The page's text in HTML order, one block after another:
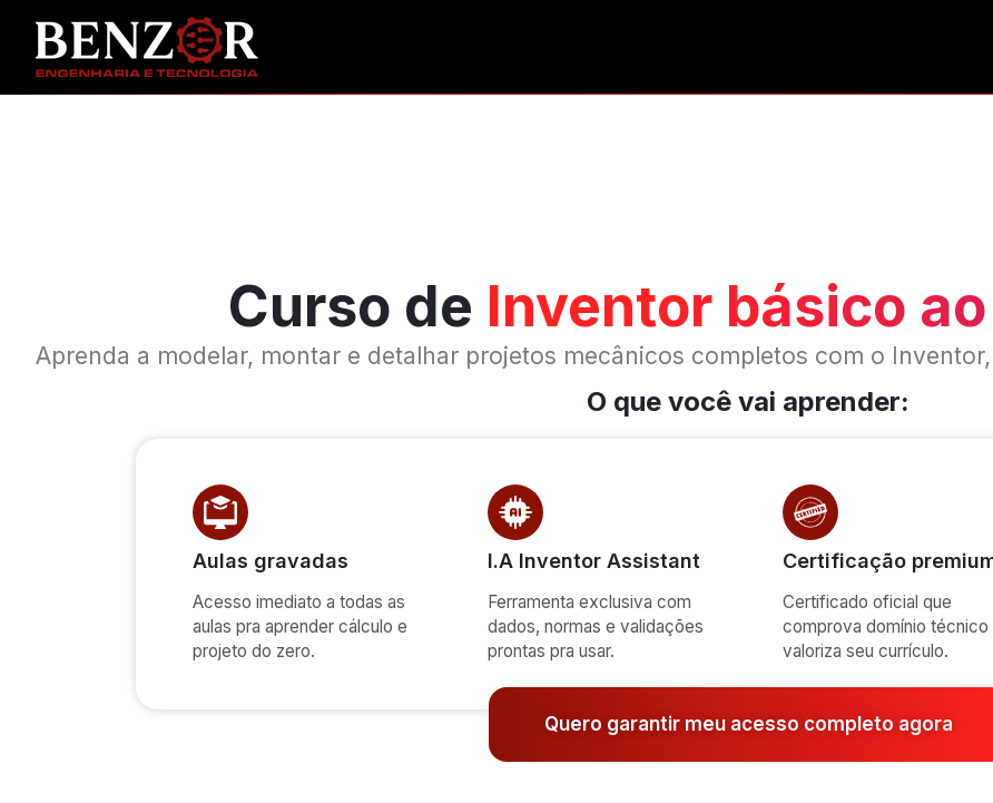
Curso de Inventor básico
Aprenda a modelar, montar e detalhar projetos mecânicos completos com o
O que você vai aprender:
Aulas gravadas
Acesso imediato a todas as
aulas pra aprender cálculo e
projeto do zero.
I.A Inventor Assistant
Ferramenta exclusiva com
dados, normas e validações
prontas pra usar.
Certificação
Certificado oficial que
comprova domínio técnico
valoriza seu currículo.
Quero garantir meu acesso completo agora